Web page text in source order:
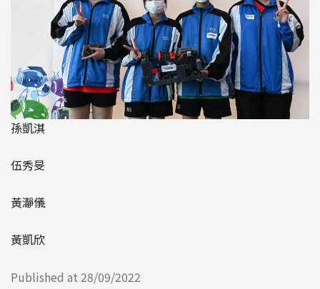
孫凱淇
伍秀旻
黃瀞儀
黃凱欣
Published at 28/09/2022